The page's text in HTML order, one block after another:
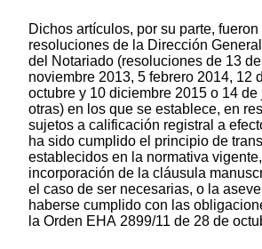
Dichos artículos, por su parte,
resoluciones de la Dirección
del Notariado (resoluciones de 13
noviembre 2013, 5 febrero 2014, 12
octubre y 10 diciembre 2015 o 14
otras) en los que se establece, en
sujetos a calificación registral a
ha sido cumplido el principio de
establecidos en la normativa
incorporación de la cláusula
el caso de ser necesarias, o la
haberse cumplido con las
la Orden EHA 2899/11 de 28 de